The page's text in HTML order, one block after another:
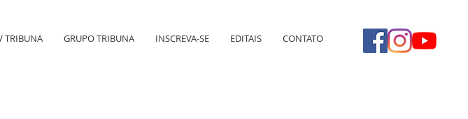
TRIBUNA GRUPO TRIBUNA INSCREVA-SE EDITAIS CONTATO